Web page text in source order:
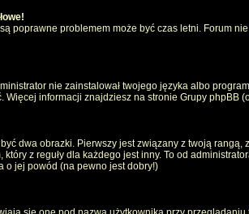
poprawne problemem może być czas letni. Forum
nie zainstalował twojego języka albo
Więcej informacji znajdziesz na stronie Grupy phpBB
dwa obrazki. Pierwszy jest związany z twoją
z reguły dla każdego jest inny. To od
o jej powód (na pewno jest dobry!)